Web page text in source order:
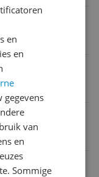
en
en
gegevens
van
en
Sommige